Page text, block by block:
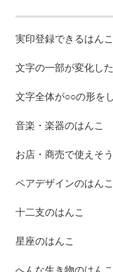
実印登録できるはんこ
文字の一部が変化し
文字全体が○○の形を
音楽・楽器のはんこ
お店・商売で使えそ
ペアデザインのはんこ
十二支のはんこ
星座のはんこ